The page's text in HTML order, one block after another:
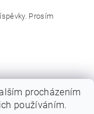
Prosím
procházením
používáním.